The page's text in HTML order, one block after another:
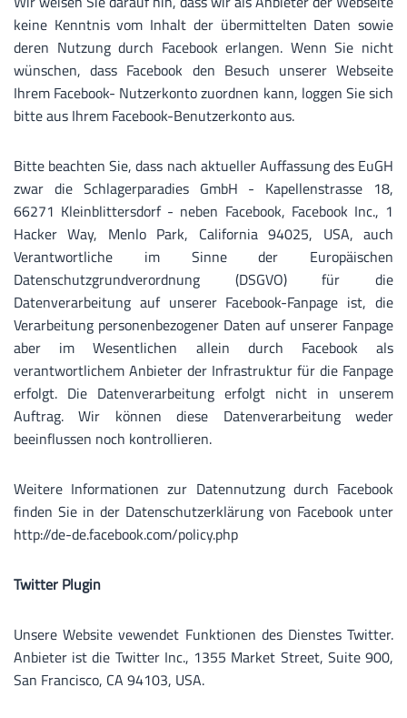
keine Kenntnis vom Inhalt der übermittelten Daten sowie
deren Nutzung durch Facebook erlangen. Wenn Sie nicht
wünschen, dass Facebook den Besuch unserer Webseite
Ihrem Facebook- Nutzerkonto zuordnen kann, loggen Sie sich
bitte aus Ihrem Facebook-Benutzerkonto aus.
Bitte beachten Sie, dass nach aktueller Auffassung des EuGH
zwar die Schlagerparadies GmbH - Kapellenstrasse 18,
66271 Kleinblittersdorf - neben Facebook, Facebook Inc., 1
Hacker Way, Menlo Park, California 94025, USA, auch
Verantwortliche im Sinne der Europäischen
Datenschutzgrundverordnung (DSGVO) für die
Datenverarbeitung auf unserer Facebook-Fanpage ist, die
Verarbeitung personenbezogener Daten auf unserer Fanpage
aber im Wesentlichen allein durch Facebook als
verantwortlichem Anbieter der Infrastruktur für die Fanpage
erfolgt. Die Datenverarbeitung erfolgt nicht in unserem
Auftrag. Wir können diese Datenverarbeitung weder
beeinflussen noch kontrollieren.
Weitere Informationen zur Datennutzung durch Facebook
finden Sie in der Datenschutzerklärung von Facebook unter
http://de-de.facebook.com/policy.php
Twitter Plugin
Unsere Website vewendet Funktionen des Dienstes Twitter.
Anbieter ist die Twitter Inc., 1355 Market Street, Suite 900,
San Francisco, CA 94103, USA.